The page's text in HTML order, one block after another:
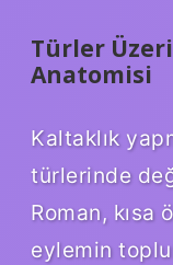
Türler
Anatomisi
Kaltaklık
türlerinde
Roman, kısa
eylemin